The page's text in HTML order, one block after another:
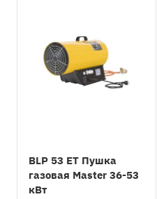
BLP 53 ET Пушка
газовая Master 36-53
кВт